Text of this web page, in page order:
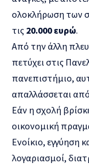
ολοκλήρωση των
τις 20.000 ευρώ.
Από την άλλη
πετύχει στις
πανεπιστήμιο,
απαλλάσσεται
Εάν η σχολή
οικονομική
Ενοίκιο, εγγύηση
λογαριασμοί,